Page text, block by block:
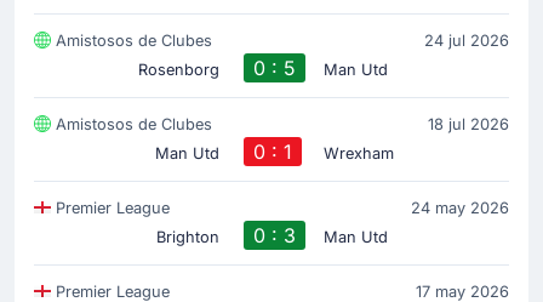
Amistosos de Clubes
24 jul 2026
Rosenborg
0 : 5 Man Utd
Amistosos de Clubes
18 jul 2026
Man Utd
0 : 1 Wrexham
Premier League
24 may 2026
Brighton
0 : 3 Man Utd
Premier League
17 may 2026